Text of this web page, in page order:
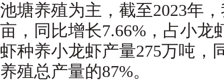
池塘养殖为主，截至2023年
亩，同比增长7.66%，占小龙
虾种养小龙虾产量275万吨，
养殖总产量的87%。